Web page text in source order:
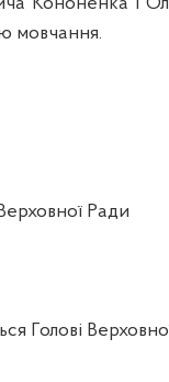
мовчання.
Ради